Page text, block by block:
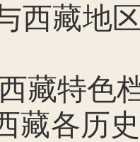
西藏地
藏特色
藏各历